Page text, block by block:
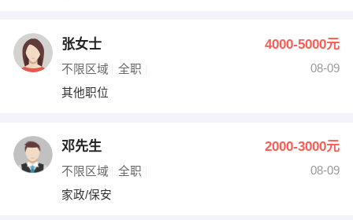
张女士 4000-5000元
不限区域 全职
08-09
其他职位
邓先生 2000-3000元
不限区域 全职
08-09
家政/保安